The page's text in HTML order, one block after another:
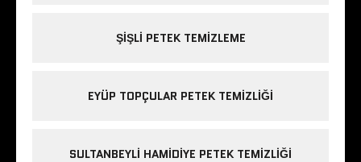
ŞIŞLI PETEK TEMIZLEME
EYÜP TOPÇULAR PETEK TEMIZLIĞI
SULTANBEYLI HAMIDIYE PETEK TEMIZLIĞI